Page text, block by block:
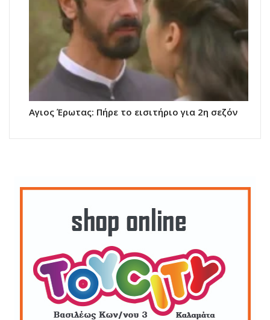
Αγιος Έρωτας: Πήρε το εισιτήριο για 2η σεζόν